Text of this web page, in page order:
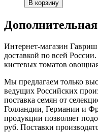
Интернет-магазин
доставкой по всей
кистевых томатов
Мы предлагаем только
ведущих Российских
поставка семян от
Голландии, Германии и
продукции позволяет
руб. Поставки